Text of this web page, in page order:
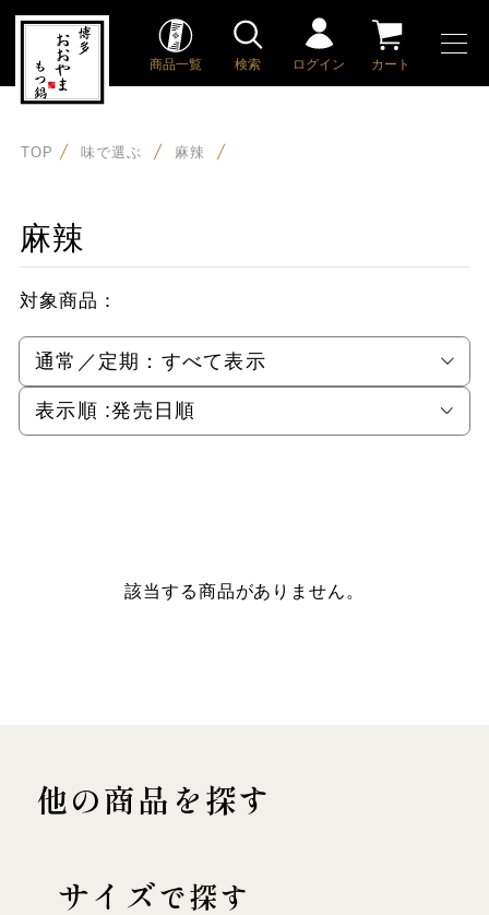
商品一覧 検索 ログイン カート
TOP 味で選ぶ 麻辣
麻辣
対象商品：
通常／定期： すべて表示
表示順 :発売日順
該当する商品がありません。
他の商品を探す
サイズで探す